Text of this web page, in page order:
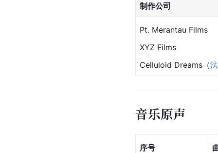
制作公司
Pt. Merantau Films
XYZ Films
Celluloid Dreams（
音乐原声
序号